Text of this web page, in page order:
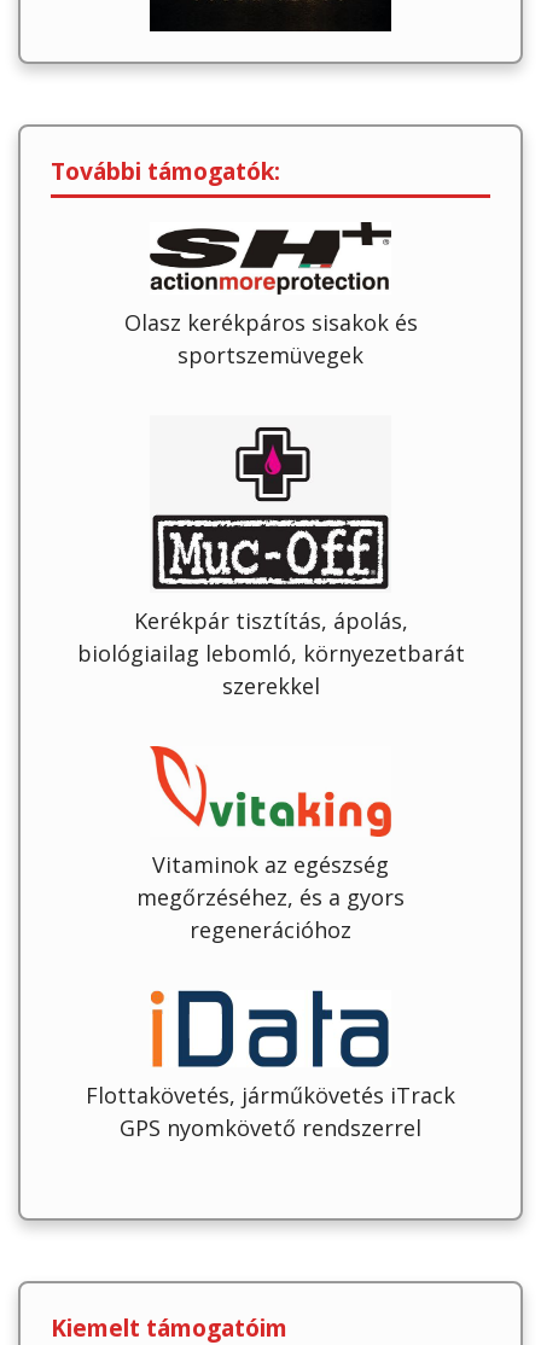
További támogatók:
Olasz kerékpáros sisakok és
sportszemüvegek
Kerékpár tisztítás, ápolás,
biológiailag lebomló, környezetbarát
szerekkel
Vitaminok az egészség
megőrzéséhez, és a gyors
regenerációhoz
Flottakövetés, járműkövetés iTrack
GPS nyomkövető rendszerrel
Kiemelt támogatóim